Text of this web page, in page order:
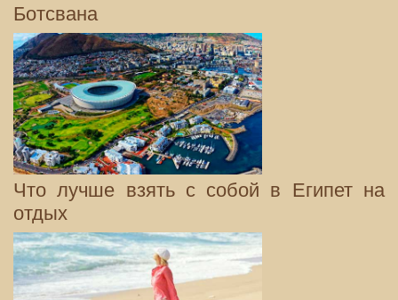
Ботсвана
Что лучше взять с собой в Египет на
отдых